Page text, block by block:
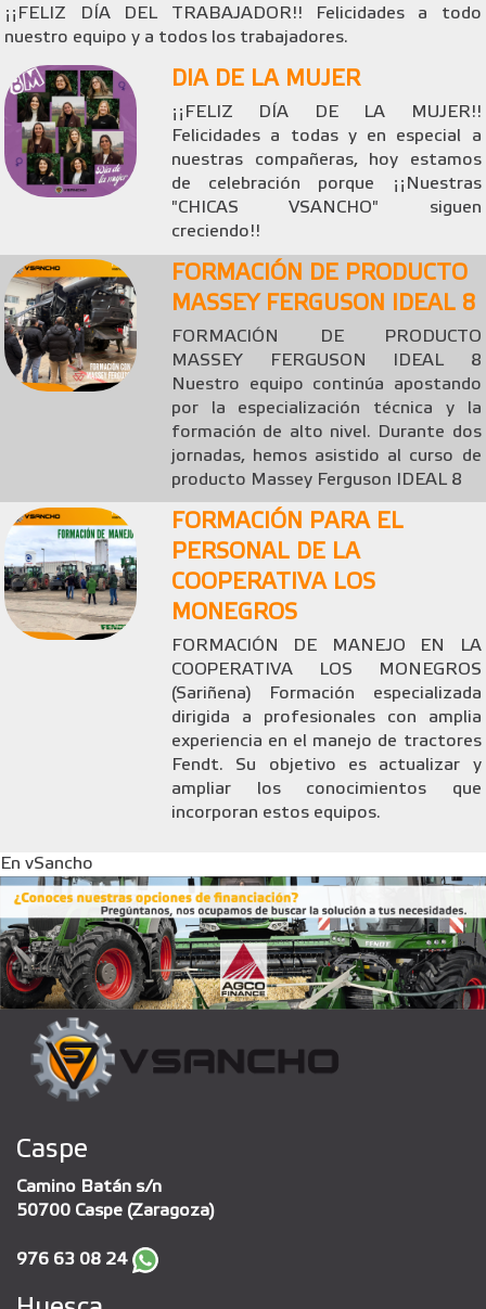
¡¡FELIZ DÍA DEL TRABAJADOR!! Felicidades a todo
nuestro equipo y a todos los trabajadores.
DIA DE LA MUJER
¡¡FELIZ DÍA DE LA MUJER!!
Felicidades a todas y en especial a
nuestras compañeras, hoy estamos
de celebración porque ¡¡Nuestras
"CHICAS VSANCHO" siguen
creciendo!!
FORMACIÓN DE PRODUCTO
MASSEY FERGUSON IDEAL 8
FORMACIÓN DE PRODUCTO
MASSEY FERGUSON IDEAL 8
Nuestro equipo continúa apostando
por la especialización técnica y la
formación de alto nivel. Durante dos
jornadas, hemos asistido al curso de
producto Massey Ferguson IDEAL 8
FORMACIÓN PARA EL
PERSONAL DE LA
COOPERATIVA LOS
MONEGROS
FORMACIÓN DE MANEJO EN LA
COOPERATIVA LOS MONEGROS
(Sariñena) Formación especializada
dirigida a profesionales con amplia
experiencia en el manejo de tractores
Fendt. Su objetivo es actualizar y
ampliar los conocimientos que
incorporan estos equipos.
En vSancho
Caspe
Camino Batán s/n
50700 Caspe (Zaragoza)
976 63 08 24